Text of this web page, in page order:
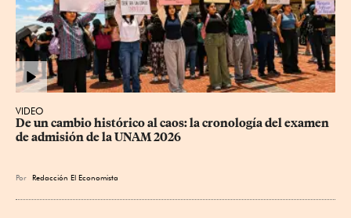
VIDEO
De un cambio histórico al caos: la cronología del examen
de admisión de la UNAM 2026
Por Redacción El Economista